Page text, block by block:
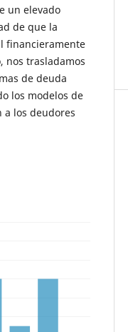
un elevado
de que la
financieramente
nos trasladamos
de deuda
los modelos de
a los deudores